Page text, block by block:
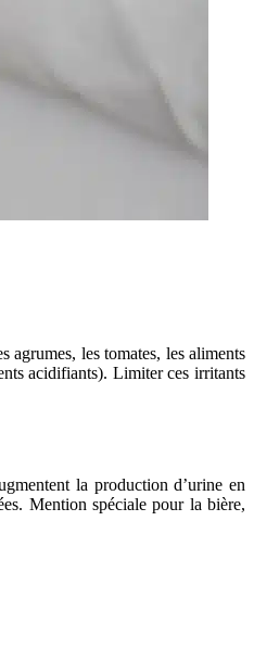
agrumes, les tomates, les aliments
acidifiants). Limiter ces irritants
la production d’urine en
Mention spéciale pour la bière,